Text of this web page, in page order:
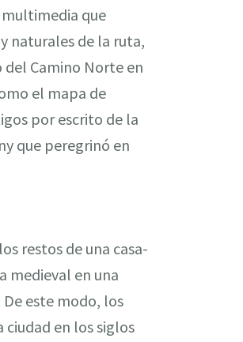
que
naturales de la ruta,
Camino Norte en
el mapa de
por escrito de la
que peregrinó en
restos de una casa-
medieval en una
este modo, los
en los siglos